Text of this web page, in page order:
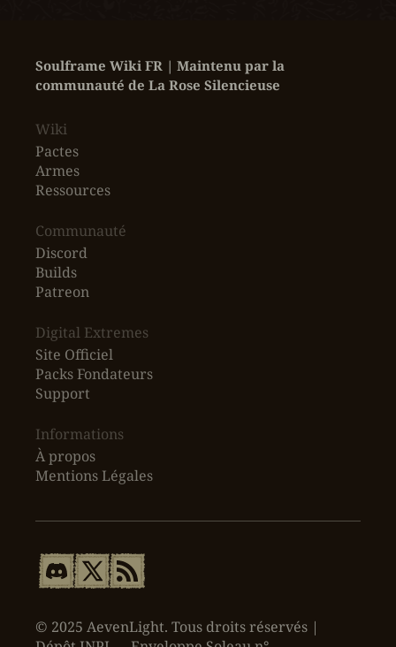
Soulframe Wiki FR | Maintenu par la
communauté de La Rose Silencieuse
Wiki
Pactes
Armes
Ressources
‎Communauté
Discord
Builds
Patreon
Digital Extremes
Site Officiel
Packs Fondateurs
Support
Informations
À propos
Mentions Légales
© 2025 AevenLight. Tous droits réservés |